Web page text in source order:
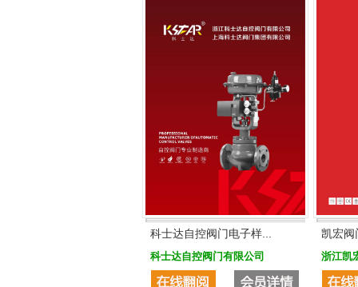
科士达自控阀门电子样...
科士达自控阀门有限公司
凯宏阀
浙江凯